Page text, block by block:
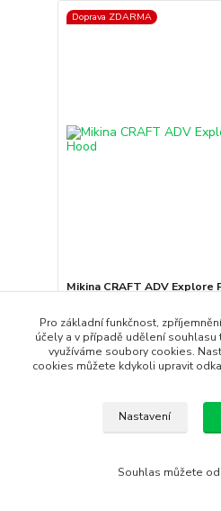
Doprava ZDARMA
Mikina CRAFT ADV Explore
Fleece Hood je vyr...
2 490 Kč
2 116 Kč/ks
1 749 Kčbez DPH
Pro základní funkčnost,
účely a v případě udělení
využíváme soubory cookies.
cookies můžete kdykoli upravit
Nastavení
Souhlas můžete